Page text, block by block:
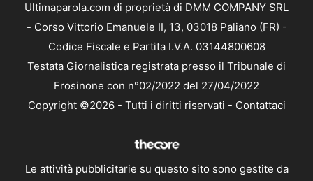
Ultimaparola.com di proprietà di DMM COMPANY SRL
- Corso Vittorio Emanuele II, 13, 03018 Paliano (FR) -
Codice Fiscale e Partita I.V.A. 03144800608
Testata Giornalistica registrata presso il Tribunale di
Frosinone con n°02/2022 del 27/04/2022
Copyright ©2026 - Tutti i diritti riservati - Contattaci
Le attività pubblicitarie su questo sito sono gestite da